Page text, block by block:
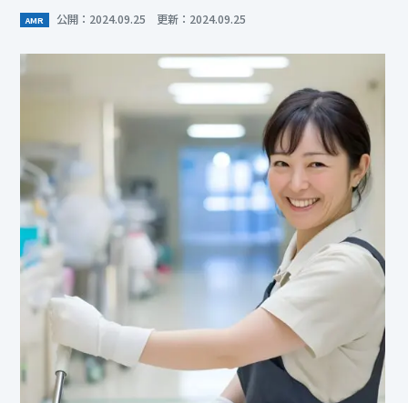
AMR 公開：2024.09.25 更新：2024.09.25